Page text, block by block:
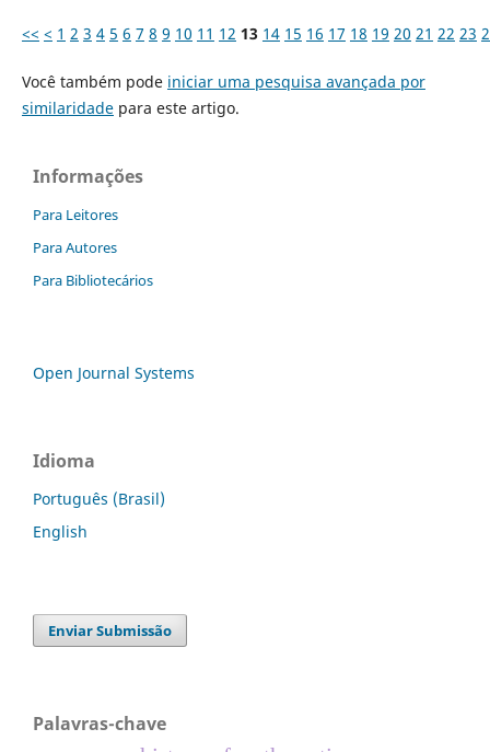
<< < 1 2 3 4 5 6 7 8 9 10 11 12 13 14 15 16 17 18 19 20 21 22 23
Você também pode iniciar uma pesquisa avançada por
similaridadepara este artigo.
Informações
Para Leitores
Para Autores
Para Bibliotecários
Open Journal Systems
Idioma
Português (Brasil)
English
Enviar Submissão
Palavras-chave